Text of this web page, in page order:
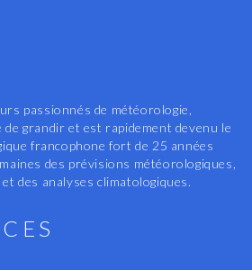
passionnés de météorologie,
de grandir et est rapidement devenu le
francophone fort de 25 années
des prévisions météorologiques,
des analyses climatologiques.